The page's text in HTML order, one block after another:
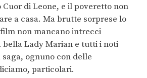
Cuor di Leone, e il poveretto non
a casa. Ma brutte sorprese lo
non mancano intrecci
bella Lady Marian e tutti i noti
ognuno con delle
particolari.